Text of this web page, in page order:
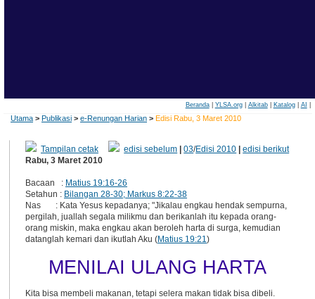
Beranda| YLSA.org| Alkitab| Katalog| AI
Utama > Publikasi > e-Renungan Harian > Edisi Rabu, 3 Maret 2010
Tampilan cetak edisi sebelum |03/Edisi 2010 |edisi berikut
Rabu, 3 Maret 2010
Bacaan : Matius 19:16-26
Setahun : Bilangan 28-30; Markus 8:22-38
Nas : Kata Yesus kepadanya; "Jikalau engkau hendak sempurna,
pergilah, juallah segala milikmu dan berikanlah itu kepada orang-
orang miskin, maka engkau akan beroleh harta di surga, kemudian
datanglah kemari dan ikutlah Aku (Matius 19:21)
MENILAI ULANG HARTA
Kita bisa membeli makanan, tetapi selera makan tidak bisa dibeli.